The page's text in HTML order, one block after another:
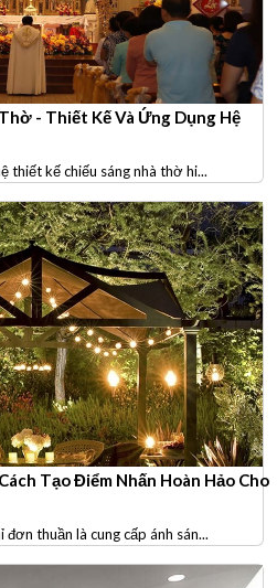
- Thiết Kế Và Ứng Dụng Hệ
thiết kế chiếu sáng nhà thờ hi...
Tạo Điểm Nhấn Hoàn Hảo Cho
thuần là cung cấp ánh sán...